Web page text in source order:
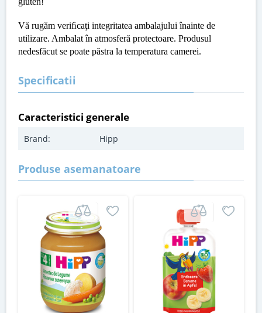
Vă rugăm veriﬁcaţi integritatea ambalajului înainte de
utilizare. Ambalat în atmosferă protectoare. Produsul
nedesfăcut se poate păstra la temperatura camerei.
Specificatii
Caracteristici generale
Brand: Hipp
Produse asemanatoare